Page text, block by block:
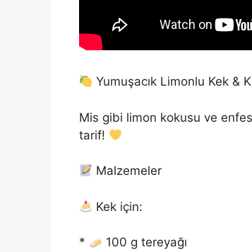
Yumuşacık Limonlu Kek &
Mis gibi limon kokusu ve
tarif!
Malzemeler
Kek için:
*
100 g tereyağı